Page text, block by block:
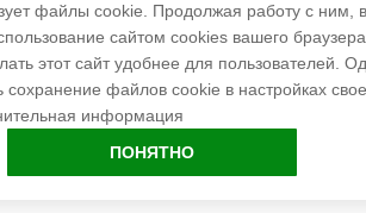
файлы cookie. Продолжая работу с ним,
сайтом cookies вашего
этот сайт удобнее для пользователей.
сохранение файлов cookie в настройках
информация
ПОНЯТНО